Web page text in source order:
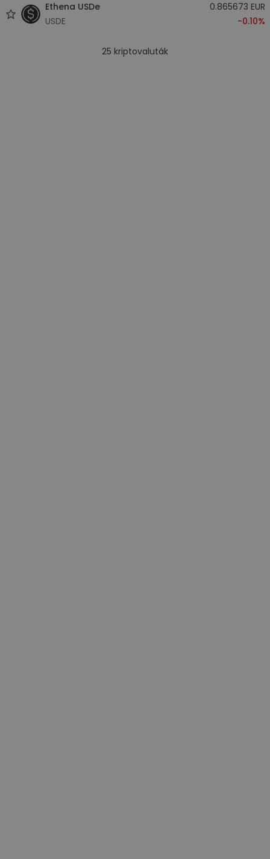
Ethena USDe
USDE
0.865673 EUR
-0.10%
25 kriptovaluták